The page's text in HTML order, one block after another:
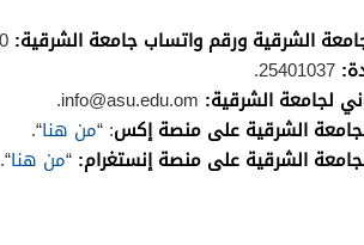
الشرقية ورقم واتساب جامعة الشرقية:
لجامعة الشرقية: info@asu.edu.om
.
الشرقية على منصة إكس: “من هنا“.
الشرقية على منصة إنستغرام: “من هنا“.